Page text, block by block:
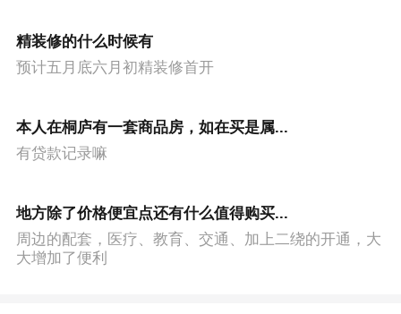
精装修的什么时候有
预计五月底六月初精装修首开
本人在桐庐有一套商品房，如在买是属...
有贷款记录嘛
地方除了价格便宜点还有什么值得购买...
周边的配套，医疗、教育、交通、加上二绕的开通，大
大增加了便利